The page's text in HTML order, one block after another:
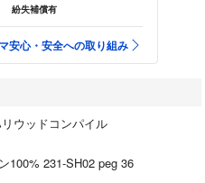
紛失補償有
安心・安全への取り組み
ウッドコンパイル
100% 231-SH02 peg 36